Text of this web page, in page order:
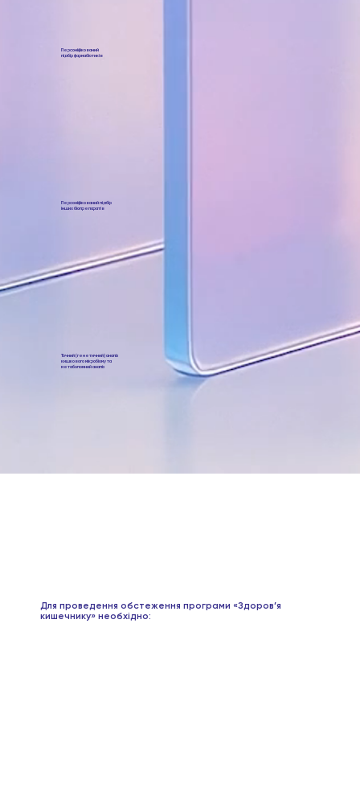
Персоніфікований
підбір фармабіотиків
Персоніфікований підбір
інших біопрепаратів
Точний (генетичний) аналіз
кишкового мікробіому та
метаболомний аналіз
Для проведення обстеження програми «Здоров’я
кишечнику» необхідно: